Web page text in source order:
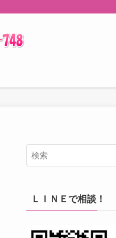
ＬＩＮＥで相談！